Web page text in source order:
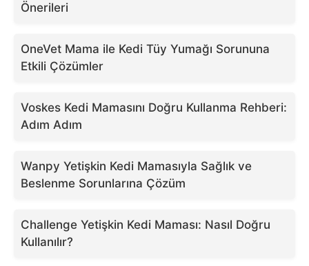
Önerileri
OneVet Mama ile Kedi Tüy Yumağı Sorununa
Etkili Çözümler
Voskes Kedi Mamasını Doğru Kullanma Rehberi:
Adım Adım
Wanpy Yetişkin Kedi Mamasıyla Sağlık ve
Beslenme Sorunlarına Çözüm
Challenge Yetişkin Kedi Maması: Nasıl Doğru
Kullanılır?